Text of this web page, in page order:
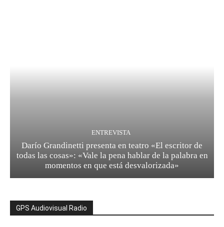
ENTREVISTA
Darío Grandinetti presenta en teatro «El escritor de
todas las cosas»: «Vale la pena hablar de la palabra en
momentos en que está desvalorizada»
GPS Audiovisual Radio